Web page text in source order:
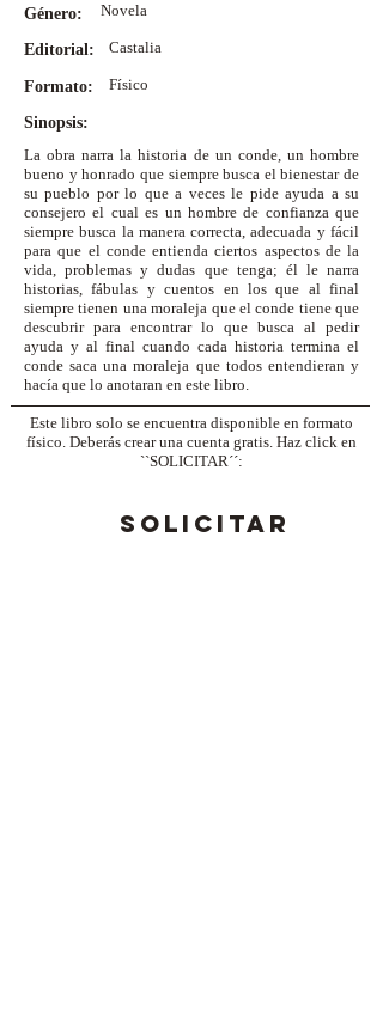
Género: Novela
Castalia
Editorial:
Formato: Físico
Sinopsis:
La obra narra la historia de un conde, un hombre
bueno y honrado que siempre busca el bienestar de
su pueblo por lo que a veces le pide ayuda a su
consejero el cual es un hombre de confianza que
siempre busca la manera correcta, adecuada y fácil
para que el conde entienda ciertos aspectos de la
vida, problemas y dudas que tenga; él le narra
historias, fábulas y cuentos en los que al final
siempre tienen una moraleja que el conde tiene que
descubrir para encontrar lo que busca al pedir
ayuda y al final cuando cada historia termina el
conde saca una moraleja que todos entendieran y
hacía que lo anotaran en este libro.
Este libro solo se encuentra disponible en formato
físico. Deberás crear una cuenta gratis. Haz click en
``SOLICITAR´´:
SOLICITAR